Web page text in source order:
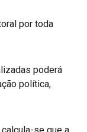
por toda
poderá
política,